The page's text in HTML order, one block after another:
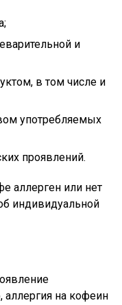
и
в том числе и
употребляемых
проявлений.
аллерген или нет
индивидуальной
аллергия на кофеин